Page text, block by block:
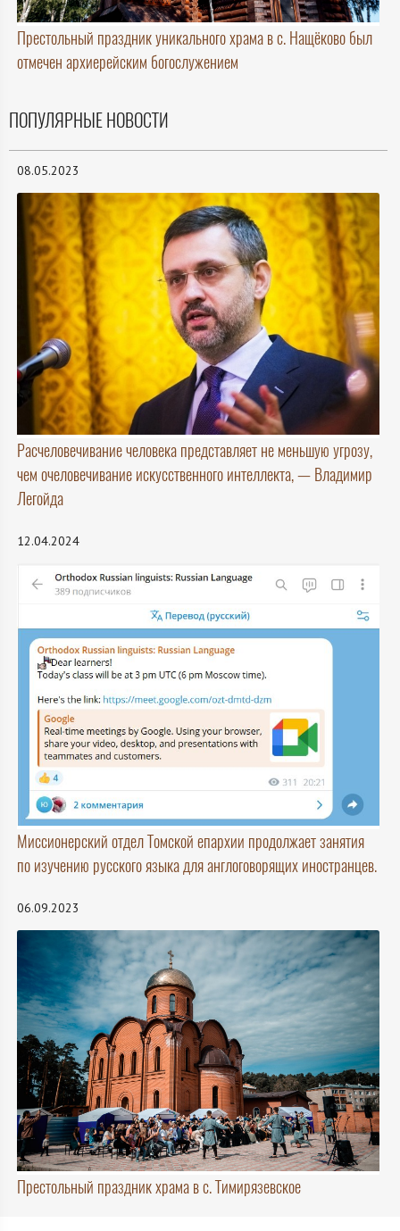
Престольный праздник уникального храма в с. Нащёково был
отмечен архиерейским богослужением
ПОПУЛЯРНЫЕ НОВОСТИ
08.05.2023
Расчеловечивание человека представляет не меньшую угрозу,
чем очеловечивание искусственного интеллекта, — Владимир
Легойда
12.04.2024
Миссионерский отдел Томской епархии продолжает занятия
по изучению русского языка для англоговорящих иностранцев.
06.09.2023
Престольный праздник храма в с. Тимирязевское